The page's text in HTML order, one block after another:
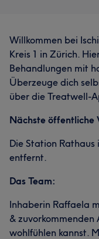
Willkommen bei
Kreis 1 in Zürich.
Behandlungen mit
Überzeuge dich
über die Treatwell-
Nächste öffentliche
Die Station
entfernt.
Das Team:
Inhaberin Raffaela
&
wohlfühlen kannst.